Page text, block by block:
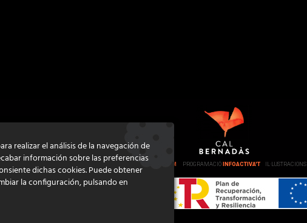
DISSENY GRATSTUDIO.COM PROGRAMACIÓ INFOACTIVA'T IL·LUSTRACIONS
realizar el análisis de la navegación de
información sobre las preferencias
dichas cookies. Puede obtener
la configuración, pulsando en